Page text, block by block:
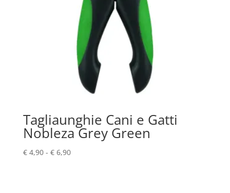
Tagliaunghie Cani e Gatti
Nobleza Grey Green
€4,90 - €6,90Fascia